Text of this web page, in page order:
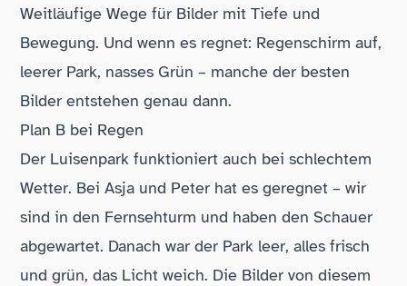
Weitläufige Wege für Bilder mit Tiefe und
Bewegung. Und wenn es regnet: Regenschirm auf,
leerer Park, nasses Grün – manche der besten
Bilder entstehen genau dann.
Plan B bei Regen
Der Luisenpark funktioniert auch bei schlechtem
Wetter. Bei Asja und Peter hat es geregnet – wir
sind in den Fernsehturm und haben den Schauer
abgewartet. Danach war der Park leer, alles frisch
und grün, das Licht weich. Die Bilder von diesem